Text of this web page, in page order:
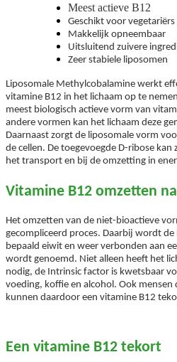
Meest actieve B12
Geschikt voor
Makkelijk opneembaar
Uitsluitend zuivere
Zeer stabiele liposomen
Liposomale Methylcobalamine werkt
vitamine B12 in het lichaam op te
meest biologisch actieve vorm van
andere vormen kan het lichaam deze
Daarnaast zorgt de liposomale vorm
de cellen. De toegevoegde D-ribose
het transport en bij de omzetting in
Vitamine B12 omzetten
Het omzetten van de niet-bioactieve
gecompliceerd proces. Daarbij wordt de
bepaald eiwit en weer verbonden aan
wordt genoemd. Niet alleen heeft het
nodig, de Intrinsic factor is kwetsbaar
voeding, koffie en alcohol. Ook
kunnen daardoor een vitamine B12
Een vitamine B12 tekort